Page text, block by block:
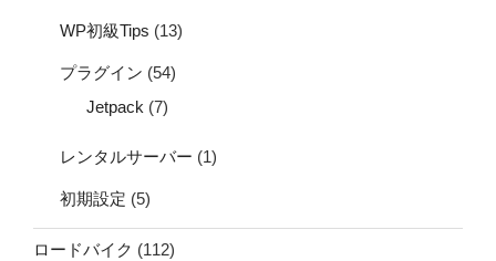
WP初級Tips (13)
プラグイン (54)
Jetpack (7)
レンタルサーバー (1)
初期設定 (5)
ロードバイク (112)